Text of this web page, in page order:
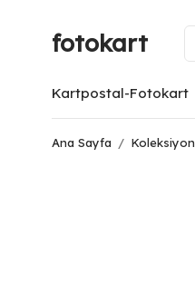
fotokart
Kartpostal-Fotokart
Ana Sayfa / Koleksiyon